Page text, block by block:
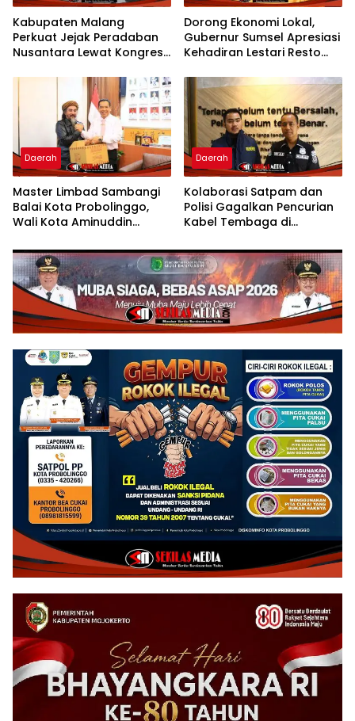
Kabupaten Malang
Perkuat Jejak Peradaban
Nusantara Lewat Kongres
Dorong Ekonomi Lokal,
Gubernur Sumsel Apresiasi
Kehadiran Lestari Resto
Opening 50%
Daerah
Master Limbad Sambangi
Balai Kota Probolinggo,
Wali Kota Aminuddin
Silaturahmi
Daerah
Kolaborasi Satpam dan
Polisi Gagalkan Pencurian
Kabel Tembaga di